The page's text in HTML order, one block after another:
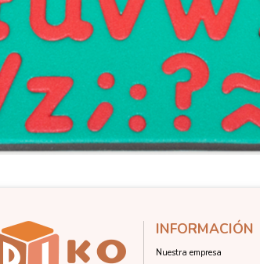
INFORMACIÓN
Nuestra empresa